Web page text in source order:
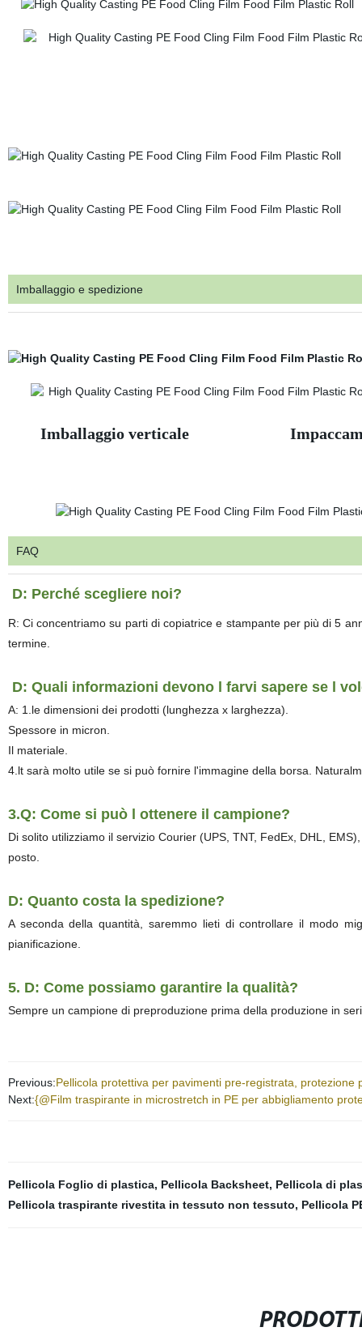
Imballaggio e spedizione
Imballaggio verticale
FAQ
D: Perché scegliere noi?
R: Ci concentriamo su parti di copiatrice e stampante per più di 5
termine.
D: Quali informazioni devono l farvi sapere se l
A: 1.le dimensioni dei prodotti (lunghezza x larghezza).
Spessore in micron.
Il materiale.
4.lt sarà molto utile se si può fornire l'immagine della borsa.
3.Q: Come si può l ottenere il campione?
Di solito utilizziamo il servizio Courier (UPS, TNT, FedEx, DHL,
posto.
D: Quanto costa la spedizione?
A seconda della quantità, saremmo lieti di controllare il modo
pianificazione.
5. D: Come possiamo garantire la qualità?
Sempre un campione di preproduzione prima della produzione in
Previous:Pellicola protettiva per pavimenti pre-registrata,
Next:{@Film traspirante in microstretch in PE per abbigliamento
Pellicola Foglio di plastica, Pellicola Backsheet, Pellicola di
Pellicola traspirante rivestita in tessuto non tessuto, Pellicola